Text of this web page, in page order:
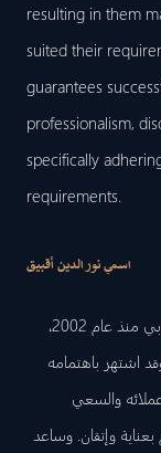
resulting in them
suited their
guarantees
professionalism,
specifically
requirements.
اسمي نور الدين أقبيق
يعمل نور الدين على إدارة عدة شركات عقارية في دبي منذ عام 2002،
اشتهر باهتمامه
والسعي
وإتقان. وساعد